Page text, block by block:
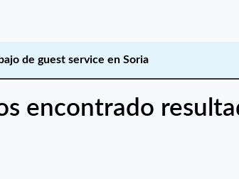
de guest service en Soria
encontrado